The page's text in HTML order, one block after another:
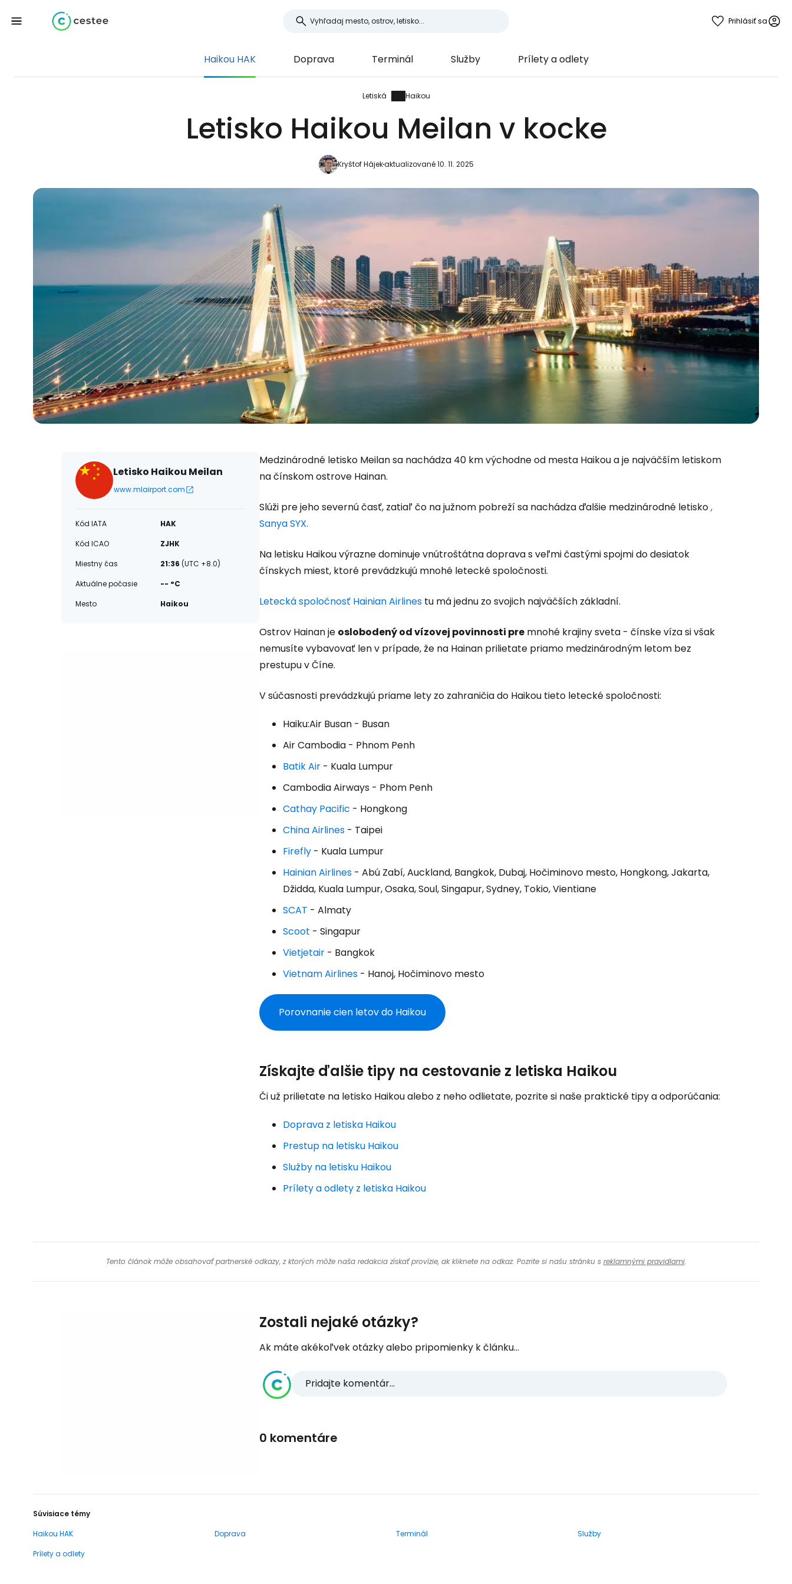
Prihlásiť sa
Haikou HAK Doprava Terminál Služby Prílety a odlety
Letiská Haikou
Letisko Haikou Meilan v kocke
Kryštof Hájekaktualizované 10. 11. 2025
Letisko Haikou Meilan
www.mlairport.com
Kód IATA
HAK
Kód ICAO
ZJHK
Miestny čas
21:36 (UTC +8.0)
Aktuálne počasie
-- °C
Mesto
Haikou
Medzinárodné letisko Meilan sa nachádza 40 km východne od mesta Haikou a je najväčším letiskom
na čínskom ostrove Hainan.
Slúži pre jeho severnú časť, zatiaľ čo na južnom pobreží sa nachádza ďalšie medzinárodné letisko,
Sanya SYX.
Na letisku Haikou výrazne dominuje vnútroštátna doprava s veľmi častými spojmi do desiatok
čínskych miest, ktoré prevádzkujú mnohé letecké spoločnosti.
Letecká spoločnosť Hainian Airlines tu má jednu zo svojich najväčších základní.
Ostrov Hainan je oslobodený od vízovej povinnosti pre mnohé krajiny sveta - čínske víza si však
nemusíte vybavovať len v prípade, že na Hainan prilietate priamo medzinárodným letom bez
prestupu v Číne.
V súčasnosti prevádzkujú priame lety zo zahraničia do Haikou tieto letecké spoločnosti:
Haiku:Air Busan - Busan
Air Cambodia - Phnom Penh
Batik Air - Kuala Lumpur
Cambodia Airways - Phom Penh
Cathay Pacific - Hongkong
China Airlines - Taipei
Firefly - Kuala Lumpur
Hainian Airlines - Abú Zabí, Auckland, Bangkok, Dubaj, Hočiminovo mesto, Hongkong, Jakarta,
Džidda, Kuala Lumpur, Osaka, Soul, Singapur, Sydney, Tokio, Vientiane
SCAT - Almaty
Scoot - Singapur
Vietjetair - Bangkok
Vietnam Airlines - Hanoj, Hočiminovo mesto
Porovnanie cien letov do Haikou
Získajte ďalšie tipy na cestovanie z letiska Haikou
Či už prilietate na letisko Haikou alebo z neho odlietate, pozrite si naše praktické tipy a odporúčania:
Doprava z letiska Haikou
Prestup na letisku Haikou
Služby na letisku Haikou
Prílety a odlety z letiska Haikou
Tento článok môže obsahovať partnerské odkazy, z ktorých môže naša redakcia získať provízie, ak kliknete na odkaz. Pozrite si našu stránku s reklamnými pravidlami.
Zostali nejaké otázky?
Ak máte akékoľvek otázky alebo pripomienky k článku...
Pridajte komentár...
0 komentáre
Súvisiace témy
Haikou HAK
Doprava Terminál
Služby
Prílety a odlety
Prihláste sa do služby
Cestee
... celosvetovej komunity cestovateľov
Pokračovať s e-mailom